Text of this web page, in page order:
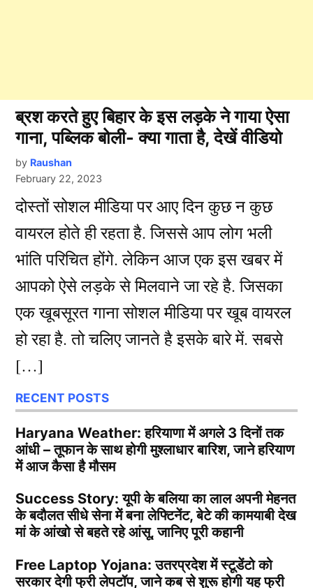
ब्रश करते हुए बिहार के इस लड़के ने गाया ऐसा
गाना, पब्लिक बोली- क्या गाता है, देखें वीडियो
by Raushan
February 22, 2023
दोस्तों सोशल मीडिया पर आए दिन कुछ न कुछ
वायरल होते ही रहता है. जिससे आप लोग भली
भांति परिचित होंगे. लेकिन आज एक इस खबर में
आपको ऐसे लड़के से मिलवाने जा रहे है. जिसका
एक खूबसूरत गाना सोशल मीडिया पर खूब वायरल
हो रहा है. तो चलिए जानते है इसके बारे में. सबसे
[…]
RECENT POSTS
Haryana Weather: हरियाणा में अगले 3 दिनों तक
आंधी – तूफान के साथ होगी मुश्लाधार बारिश, जाने हरियाण
में आज कैसा है मौसम
Success Story: यूपी के बलिया का लाल अपनी मेहनत
के बदौलत सीधे सेना में बना लेफ्टिनेंट, बेटे की कामयाबी देख
मां के आंखो से बहते रहे आंसू, जानिए पूरी कहानी
Free Laptop Yojana: उतरप्रदेश में स्टूडेंटो को
सरकार देगी फ्री लेपटॉप, जाने कब से शुरू होगी यह फ्री